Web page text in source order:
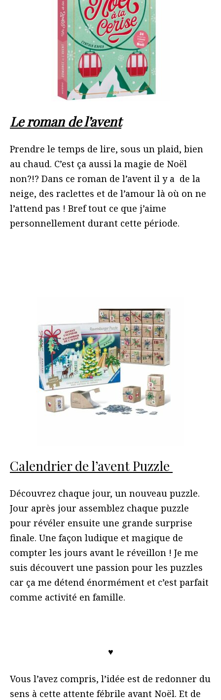
Le roman de l’avent
Prendre le temps de lire, sous un plaid, bien
au chaud. C’est ça aussi la magie de Noël
non?!? Dans ce roman de l’avent il y a de la
neige, des raclettes et de l’amour là où on ne
l’attend pas ! Bref tout ce que j’aime
personnellement durant cette période.
Calendrier de l’avent Puzzle
Découvrez chaque jour, un nouveau puzzle.
Jour après jour assemblez chaque puzzle
pour révéler ensuite une grande surprise
finale. Une façon ludique et magique de
compter les jours avant le réveillon ! Je me
suis découvert une passion pour les puzzles
car ça me détend énormément et c’est parfait
comme activité en famille.
♥
Vous l’avez compris, l’idée est de redonner du
sens à cette attente fébrile avant Noël. Et de